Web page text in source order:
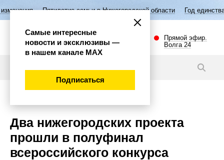
семьи в Нижегородской области Год единства народов России
Прямой эфир.
Волга 24
Два нижегородских проекта
прошли в полуфинал
всероссийского конкурса
Самые интересные
новости и эксклюзивы —
в нашем канале МАХ
Подписаться